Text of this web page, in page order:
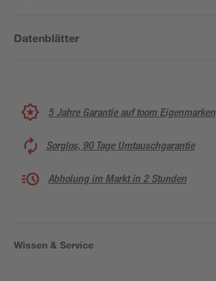
Datenblätter
5 Jahre Garantie auf toom Eigenmarken
Sorglos, 90 Tage Umtauschgarantie
Abholung im Markt in 2 Stunden
Wissen & Service